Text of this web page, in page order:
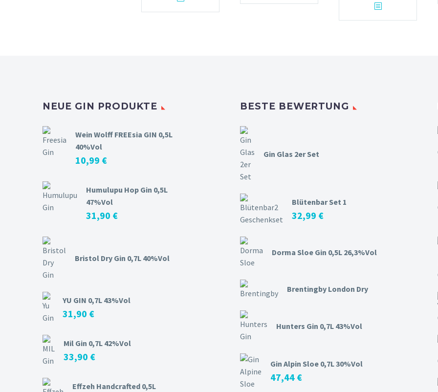
NEUE GIN PRODUKTE
Wein Wolff FREEsia GIN 0,5L
40%Vol
10,99 €
Humulupu Hop Gin 0,5L
47%Vol
31,90 €
Bristol Dry Gin 0,7L 40%Vol
YU GIN 0,7L 43%Vol
31,90 €
Mil Gin 0,7L 42%Vol
33,90 €
Effzeh Handcrafted 0,5L
BESTE BEWERTUNG
Gin Glas 2er Set
Blütenbar Set 1
32,99 €
Dorma Sloe Gin 0,5L 26,3%Vol
Brentingby London Dry
Hunters Gin 0,7L 43%Vol
Gin Alpin Sloe 0,7L 30%Vol
47,44 €